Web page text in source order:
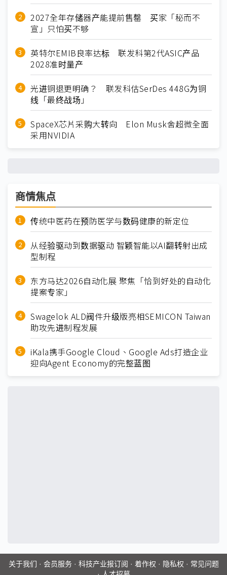
2027全年存储器产能提前售罄 买家「秘而不
宣」只怕买不够
英特尔EMIB良率达标 联发科第2代ASIC产品
2028准时量产
光进铜退更明确？ 联发科估SerDes 448G为铜
线「最终战场」
SpaceX芯片采购大转向 Elon Musk舍超微全面
采用NVIDIA
商情焦点
传统中医药在预防医学与数码健康的新定位
从经验驱动到数据驱动 智颖智能以AI翻转射出成
型制程
东方马达2026自动化展 聚焦「恰到好处的自动化
提案专家」
Swagelok ALD阀件升级版亮相SEMICON Taiwan
助攻先进制程发展
iKala携手Google Cloud、Google Ads打造企业
迎向Agent Economy的完整蓝图
关于我们 · 会员服务· 科技产业报订阅 · 着作权 · 隐私权 · 常见问题